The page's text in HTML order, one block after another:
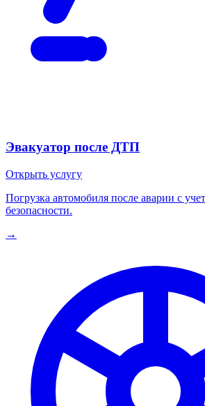
Эвакуатор после ДТП
Открыть услугу
Погрузка автомобиля после аварии с
безопасности.
→